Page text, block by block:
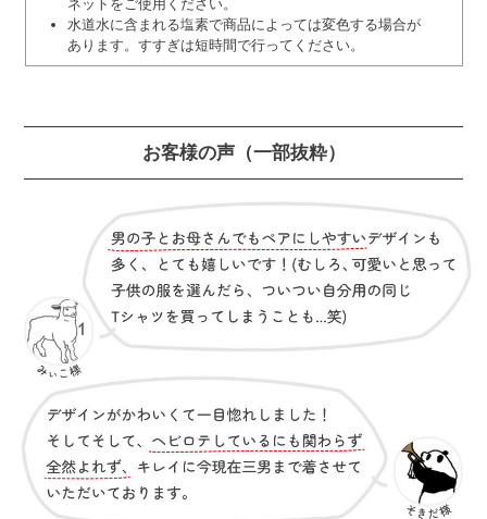
ネットをご使用ください。
水道水に含まれる塩素で商品によっては変色する場合が
あります。すすぎは短時間で行ってください。
お客様の声（一部抜粋）